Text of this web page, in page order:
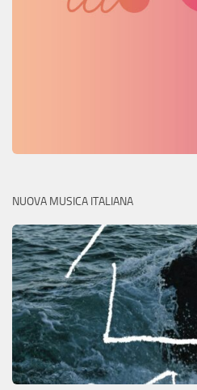
NUOVA MUSICA ITALIANA